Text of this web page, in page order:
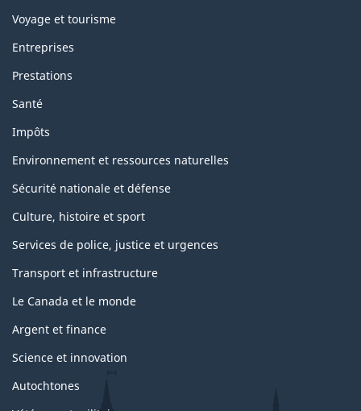
Voyage et tourisme
Entreprises
Prestations
Santé
Impôts
Environnement et ressources naturelles
Sécurité nationale et défense
Culture, histoire et sport
Services de police, justice et urgences
Transport et infrastructure
Le Canada et le monde
Argent et finance
Science et innovation
Autochtones